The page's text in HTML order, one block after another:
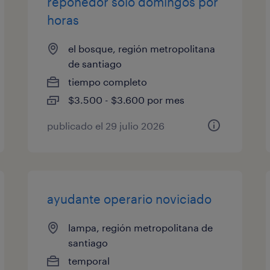
horas
el bosque, región metropolitana
de santiago
tiempo completo
$3.500 - $3.600 por mes
publicado el 29 julio 2026
ayudante operario noviciado
lampa, región metropolitana de
santiago
temporal